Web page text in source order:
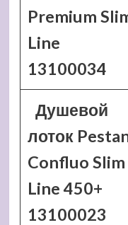
Premium
Line
13100034
Душевой
лоток
Confluo Slim
Line 450+
13100023